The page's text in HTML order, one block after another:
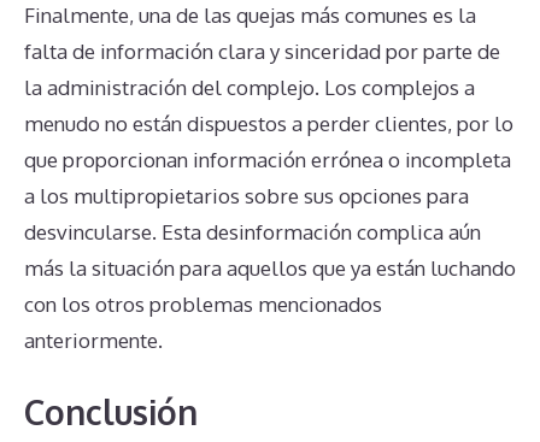
Finalmente, una de las quejas más comunes es la
falta de información clara y sinceridad por parte de
la administración del complejo. Los complejos a
menudo no están dispuestos a perder clientes, por lo
que proporcionan información errónea o incompleta
a los multipropietarios sobre sus opciones para
desvincularse. Esta desinformación complica aún
más la situación para aquellos que ya están luchando
con los otros problemas mencionados
anteriormente.
Conclusión